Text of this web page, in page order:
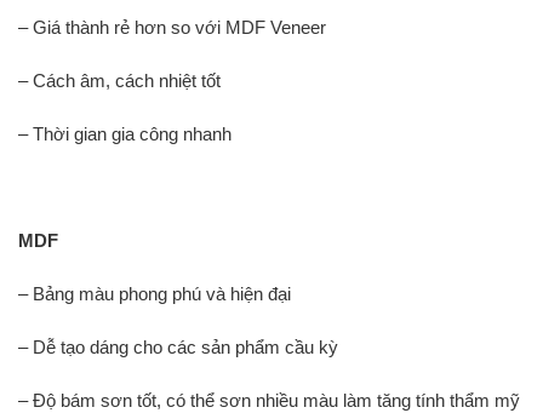
– Giá thành rẻ hơn so với MDF Veneer
– Cách âm, cách nhiệt tốt
– Thời gian gia công nhanh
MDF
– Bảng màu phong phú và hiện đại
– Dễ tạo dáng cho các sản phẩm cầu kỳ
– Độ bám sơn tốt, có thể sơn nhiều màu làm tăng tính thẩm mỹ